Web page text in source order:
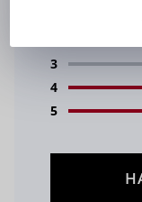
3
4
5